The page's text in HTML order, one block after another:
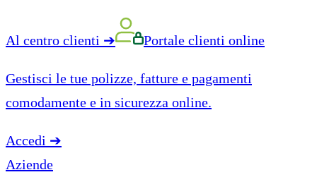
Al centro clienti ➔ Portale clienti online
Gestisci le tue polizze, fatture e pagamenti
comodamente e in sicurezza online.
Accedi ➔
Aziende